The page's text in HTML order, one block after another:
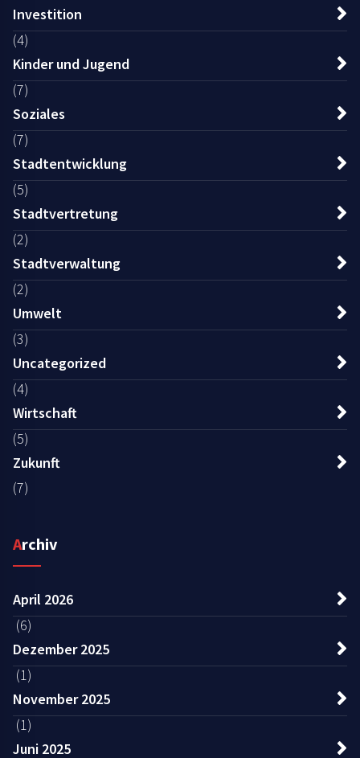
Investition
(4)
Kinder und Jugend
(7)
Soziales
(7)
Stadtentwicklung
(5)
Stadtvertretung
(2)
Stadtverwaltung
(2)
Umwelt
(3)
Uncategorized
(4)
Wirtschaft
(5)
Zukunft
(7)
Archiv
April 2026
(6)
Dezember 2025
(1)
November 2025
(1)
Juni 2025